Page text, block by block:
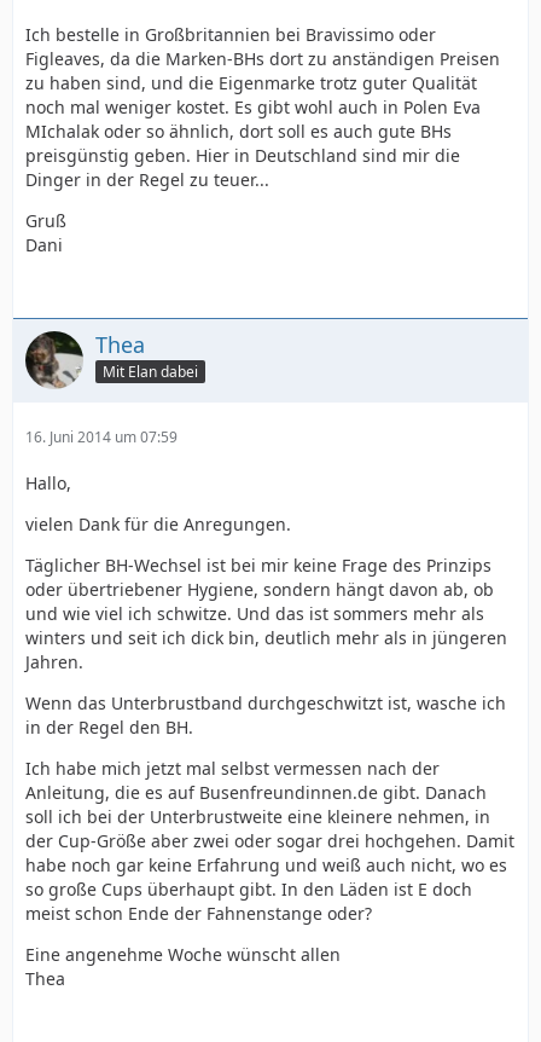
Ich bestelle in Großbritannien bei Bravissimo oder
Figleaves, da die Marken-BHs dort zu anständigen Preisen
zu haben sind, und die Eigenmarke trotz guter Qualität
noch mal weniger kostet. Es gibt wohl auch in Polen Eva
MIchalak oder so ähnlich, dort soll es auch gute BHs
preisgünstig geben. Hier in Deutschland sind mir die
Dinger in der Regel zu teuer...
Gruß
Dani
Thea
Mit Elan dabei
16. Juni 2014 um 07:59
Hallo,
vielen Dank für die Anregungen.
Täglicher BH-Wechsel ist bei mir keine Frage des Prinzips
oder übertriebener Hygiene, sondern hängt davon ab, ob
und wie viel ich schwitze. Und das ist sommers mehr als
winters und seit ich dick bin, deutlich mehr als in jüngeren
Jahren.
Wenn das Unterbrustband durchgeschwitzt ist, wasche ich
in der Regel den BH.
Ich habe mich jetzt mal selbst vermessen nach der
Anleitung, die es auf Busenfreundinnen.de gibt. Danach
soll ich bei der Unterbrustweite eine kleinere nehmen, in
der Cup-Größe aber zwei oder sogar drei hochgehen. Damit
habe noch gar keine Erfahrung und weiß auch nicht, wo es
so große Cups überhaupt gibt. In den Läden ist E doch
meist schon Ende der Fahnenstange oder?
Eine angenehme Woche wünscht allen
Thea